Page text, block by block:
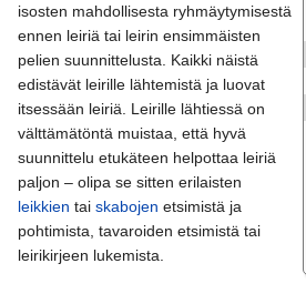
isosten mahdollisesta ryhmäytymisestä
ennen leiriä tai leirin ensimmäisten
pelien suunnittelusta. Kaikki näistä
edistävät leirille lähtemistä ja luovat
itsessään leiriä. Leirille lähtiessä on
välttämätöntä muistaa, että hyvä
suunnittelu etukäteen helpottaa leiriä
paljon – olipa se sitten erilaisten
leikkien tai skabojen etsimistä ja
pohtimista, tavaroiden etsimistä tai
leirikirjeen lukemista.